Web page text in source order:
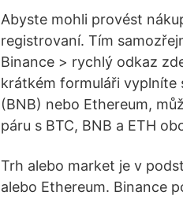
Abyste mohli provést
registrovaní. Tím
Binance > rychlý odkaz
krátkém formuláři vyplníte
(BNB) nebo Ethereum,
páru s BTC, BNB a ETH
Trh alebo market je v
alebo Ethereum. Binance